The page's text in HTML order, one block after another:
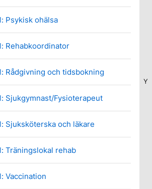
Y
Psykisk ohälsa
Rehabkoordinator
Rådgivning och tidsbokning
Sjukgymnast/Fysioterapeut
Sjuksköterska och läkare
Träningslokal rehab
Vaccination